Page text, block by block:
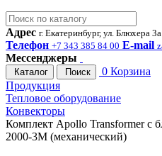
Адрес г. Екатеринбург, ул. Блюхера 3а
Телефон +7 343 385 84 00 E-mail
Мессенджеры
Каталог Поиск 0 Корзина
Продукция
Тепловое оборудование
Конвекторы
Комплект Apollo Transformer с
2000-3M (механический)